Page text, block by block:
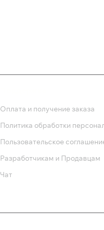
Оплата и получение заказа
Политика обработки
Пользовательское
Разработчикам и Продавцам
Чат